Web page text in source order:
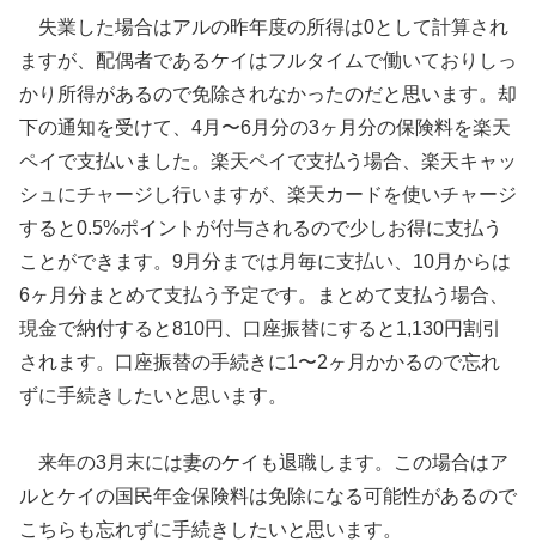
失業した場合はアルの昨年度の所得は0として計算され
ますが、配偶者であるケイはフルタイムで働いておりしっ
かり所得があるので免除されなかったのだと思います。却
下の通知を受けて、4月〜6月分の3ヶ月分の保険料を楽天
ペイで支払いました。楽天ペイで支払う場合、楽天キャッ
シュにチャージし行いますが、楽天カードを使いチャージ
すると0.5%ポイントが付与されるので少しお得に支払う
ことができます。9月分までは月毎に支払い、10月からは
6ヶ月分まとめて支払う予定です。まとめて支払う場合、
現金で納付すると810円、口座振替にすると1,130円割引
されます。口座振替の手続きに1〜2ヶ月かかるので忘れ
ずに手続きしたいと思います。
来年の3月末には妻のケイも退職します。この場合はア
ルとケイの国民年金保険料は免除になる可能性があるので
こちらも忘れずに手続きしたいと思います。